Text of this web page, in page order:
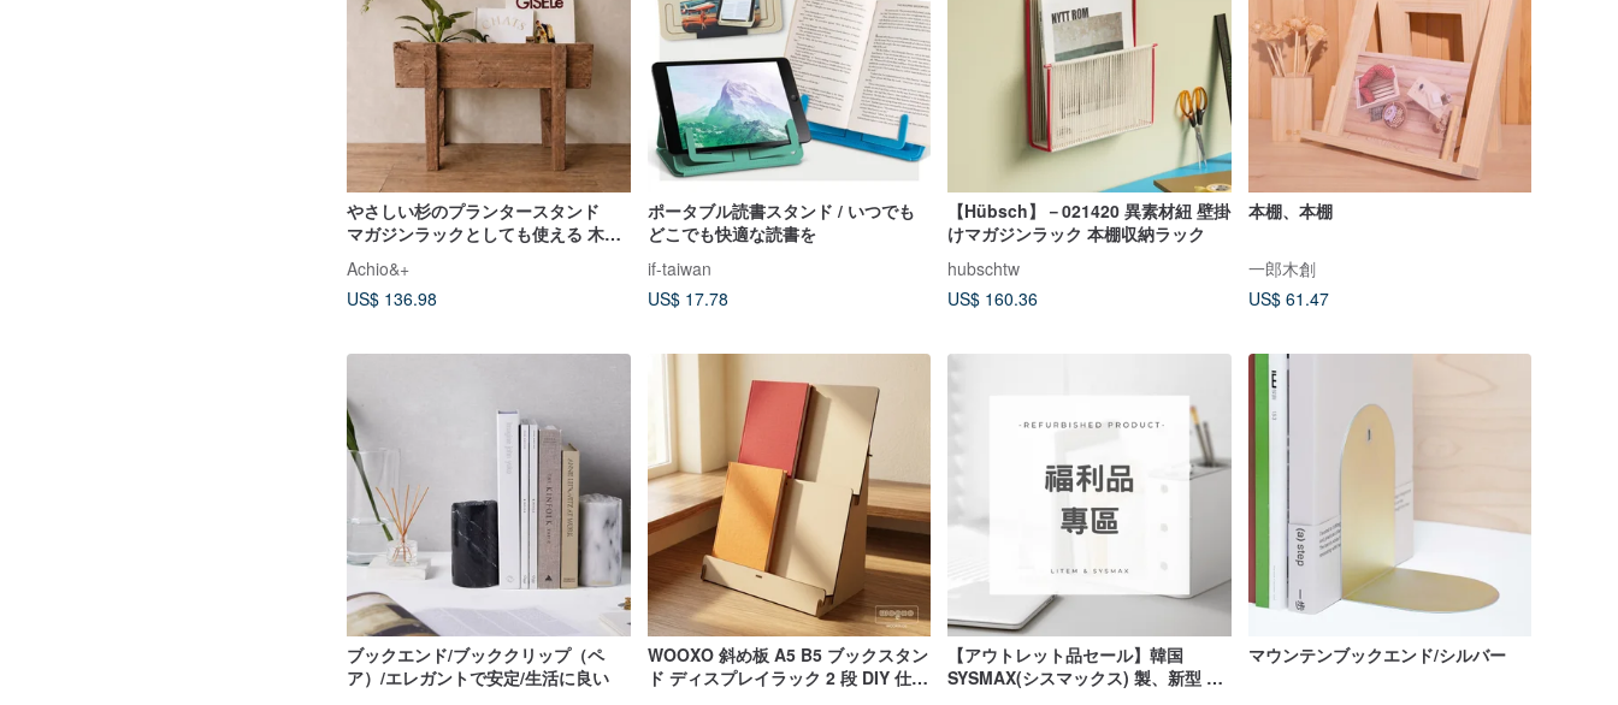
やさしい杉のプランタースタンド
マガジンラックとしても使える 木製
ディスプレイラック 幅60cm ブラウ
ン
Achio&+
US$ 136.98
ポータブル読書スタンド / いつでも
どこでも快適な読書を
if-taiwan
US$ 17.78
【Hübsch】－021420 異素材紐 壁掛
けマガジンラック 本棚収納ラック
hubschtw
US$ 160.36
本棚、本棚
一郎木創
US$ 61.47
ブックエンド/ブッククリップ（ペ
ア）/エレガントで安定/生活に良い
WOOXO 斜め板 A5 B5 ブックスタン
ド ディスプレイラック 2 段 DIY 仕切
【アウトレット品セール】韓国
SYSMAX(シスマックス) 製、新型 6
マウンテンブックエンド/シルバー